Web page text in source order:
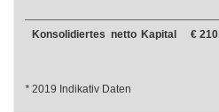
Konsolidiertes netto Kapital €
* 2019 Indikativ Daten